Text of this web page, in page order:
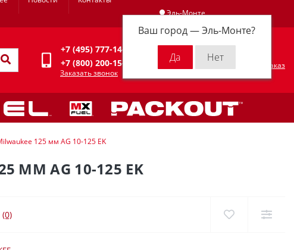
Эль-Монте
Ваш город —Эль-Монте?
Личный кабинет
+7 (495) 777-14-94
+7 (800) 200-15-94
Заказать звонок
Оформить заказ
125 мм AG 10-125 EK
ММ AG 10-125 EK
(0)